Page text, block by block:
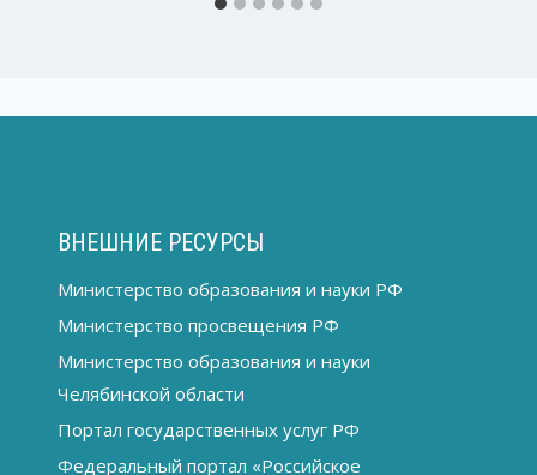
ВНЕШНИЕ РЕСУРСЫ
Министерство образования и науки РФ
Министерство просвещения РФ
Министерство образования и науки
Челябинской области
Портал государственных услуг РФ
Федеральный портал «Российское